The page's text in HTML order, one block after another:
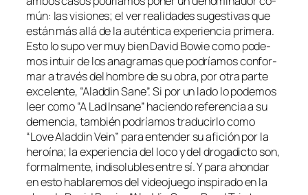
mún: las vi­sio­nes; el ver reali­da­des su­ges­ti­vas que
es­tán más allá de laau­tén­ti­caex­pe­rien­cia pri­me­ra.
Esto lo su­po ver muy bien David Bowie co­mo po­de­
mos in­tuir de los ana­gra­mas que po­dría­mos con­for­
mar a tra­vés del hom­bre de su obra, por otra par­te
ex­ce­len­te, “Aladdin Sane”. Si por un la­do lo po­de­mos
leer co­mo “A Lad Insane” ha­cien­do re­fe­ren­cia a su
de­men­cia, tam­bién po­dría­mos tra­du­cir­lo co­mo
“Love Aladdin Vein” pa­ra en­ten­der su afi­ción por la
he­roí­na; la ex­pe­rien­cia del lo­co y del dro­ga­dic­to son,
for­mal­men­te, in­di­so­lu­bles en­tre sí. Y pa­ra ahon­dar
en es­to ha­bla­re­mos del vi­deo­jue­go ins­pi­ra­do en la